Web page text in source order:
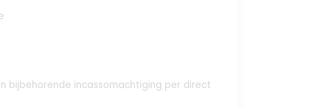
bijbehorende incassomachtiging per direct